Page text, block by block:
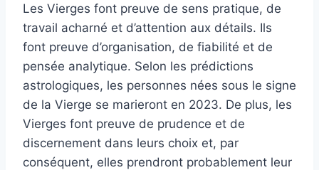
Les Vierges font preuve de sens pratique, de
travail acharné et d’attention aux détails. Ils
font preuve d’organisation, de fiabilité et de
pensée analytique. Selon les prédictions
astrologiques, les personnes nées sous le signe
de la Vierge se marieront en 2023. De plus, les
Vierges font preuve de prudence et de
discernement dans leurs choix et, par
conséquent, elles prendront probablement leur